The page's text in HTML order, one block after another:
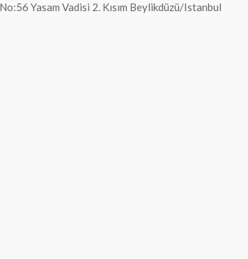
Yasam Vadisi 2. Kısım Beylikdüzü/Istanbul